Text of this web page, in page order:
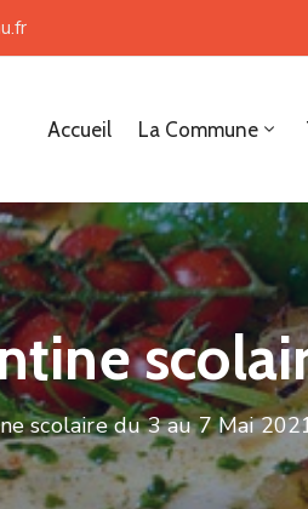
Accueil La Commune
scolaire du 3 au 7 Mai